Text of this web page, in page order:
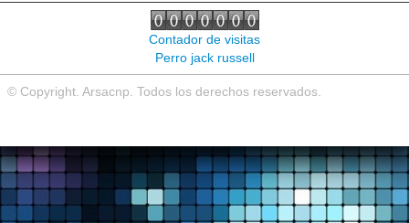
Contador de visitas
Perro jack russell
© Copyright. Arsacnp. Todos los derechos reservados.